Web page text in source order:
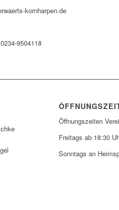
kornharpen.de
9504118
Öffnungszeiten
Freitags ab 18:30
Sonntags an